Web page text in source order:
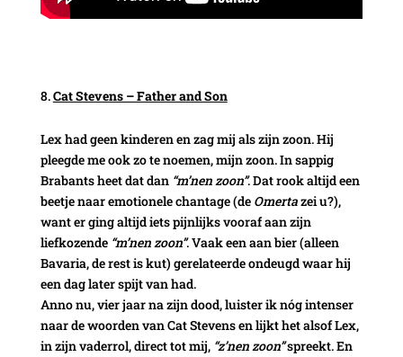
Cat Stevens – Father and Son
Lex had geen kinderen en zag mij als zijn zoon. Hij
pleegde me ook zo te noemen, mijn zoon. In sappig
Brabants heet dat dan “m’nen zoon”. Dat rook altijd een
beetje naar emotionele chantage (de Omertazei u?),
want er ging altijd iets pijnlijks vooraf aan zijn
liefkozende “m’nen zoon”. Vaak een aan bier (alleen
Bavaria, de rest is kut) gerelateerde ondeugd waar hij
een dag later spijt van had.
Anno nu, vier jaar na zijn dood, luister ik nóg intenser
naar de woorden van Cat Stevens en lijkt het alsof Lex,
in zijn vaderrol, direct tot mij, “z’nen zoon”spreekt. En